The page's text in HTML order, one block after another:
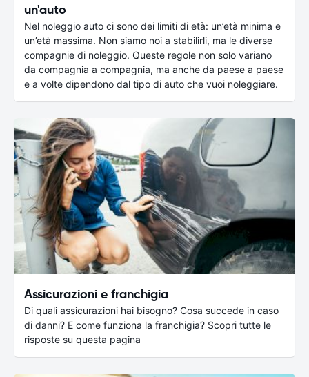
un'auto
Nel noleggio auto ci sono dei limiti di età: un’età minima e
un’età massima. Non siamo noi a stabilirli, ma le diverse
compagnie di noleggio. Queste regole non solo variano
da compagnia a compagnia, ma anche da paese a paese
e a volte dipendono dal tipo di auto che vuoi noleggiare.
Assicurazioni e franchigia
Di quali assicurazioni hai bisogno? Cosa succede in caso
di danni? E come funziona la franchigia? Scopri tutte le
risposte su questa pagina